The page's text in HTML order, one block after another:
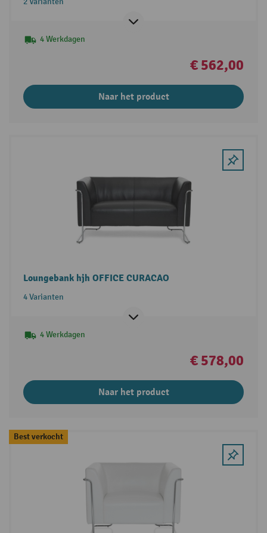
4 Werkdagen
€ 562,00
Naar het product
Loungebank hjh OFFICE CURACAO
4 Varianten
4 Werkdagen
€ 578,00
Naar het product
Best verkocht